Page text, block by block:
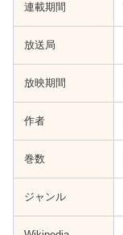
連載期間
放送局
放映期間
作者
巻数
ジャンル